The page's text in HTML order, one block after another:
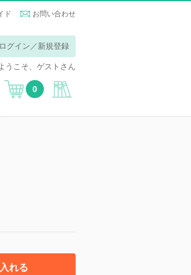
ド お問い合わせ
ログイン／新規登録
うこそ、ゲストさん
0
れる